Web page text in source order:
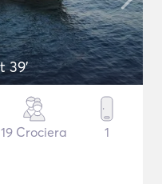
39'
19 Crociera 1